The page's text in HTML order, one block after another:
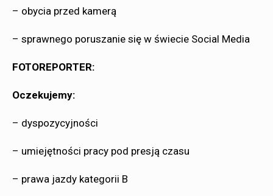
– obycia przed kamerą
– sprawnego poruszanie się w świecie Social Media
FOTOREPORTER:
Oczekujemy:
– dyspozycyjności
– umiejętności pracy pod presją czasu
– prawa jazdy kategorii B